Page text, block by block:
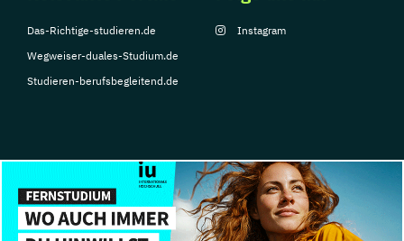
Das-Richtige-studieren.de
Wegweiser-duales-Studium.de
Studieren-berufsbegleitend.de
Instagram
© Copyright 2026, TarGroup Media GmbH
Impressum
Über Datenschutzerklärung Nutzungsbedingungen